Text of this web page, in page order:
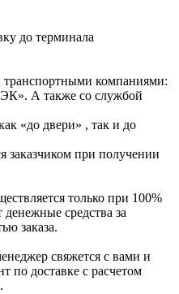
до терминала
компаниями:
А также со службой
«до двери» , так и до
заказчиком при получении
только при 100%
денежные средства за
заказа.
свяжется с вами и
по доставке с расчетом